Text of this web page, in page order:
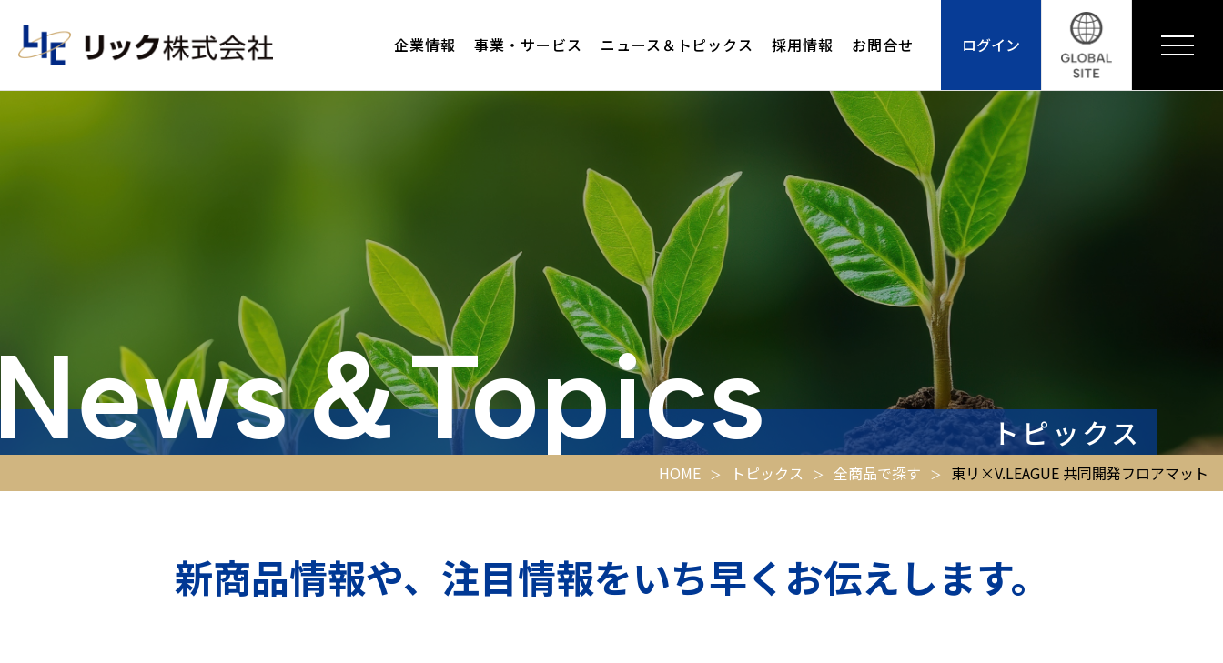
企業情報 事業・サービス ニュース＆トピックス 採用情報 お問合せ ログイン
＆Topics トピックス
HOME トピックス 全商品で探す 東リ×V.LEAGUE 共同開発フロアマット
新商品情報や、注目情報をいち早くお伝えします。